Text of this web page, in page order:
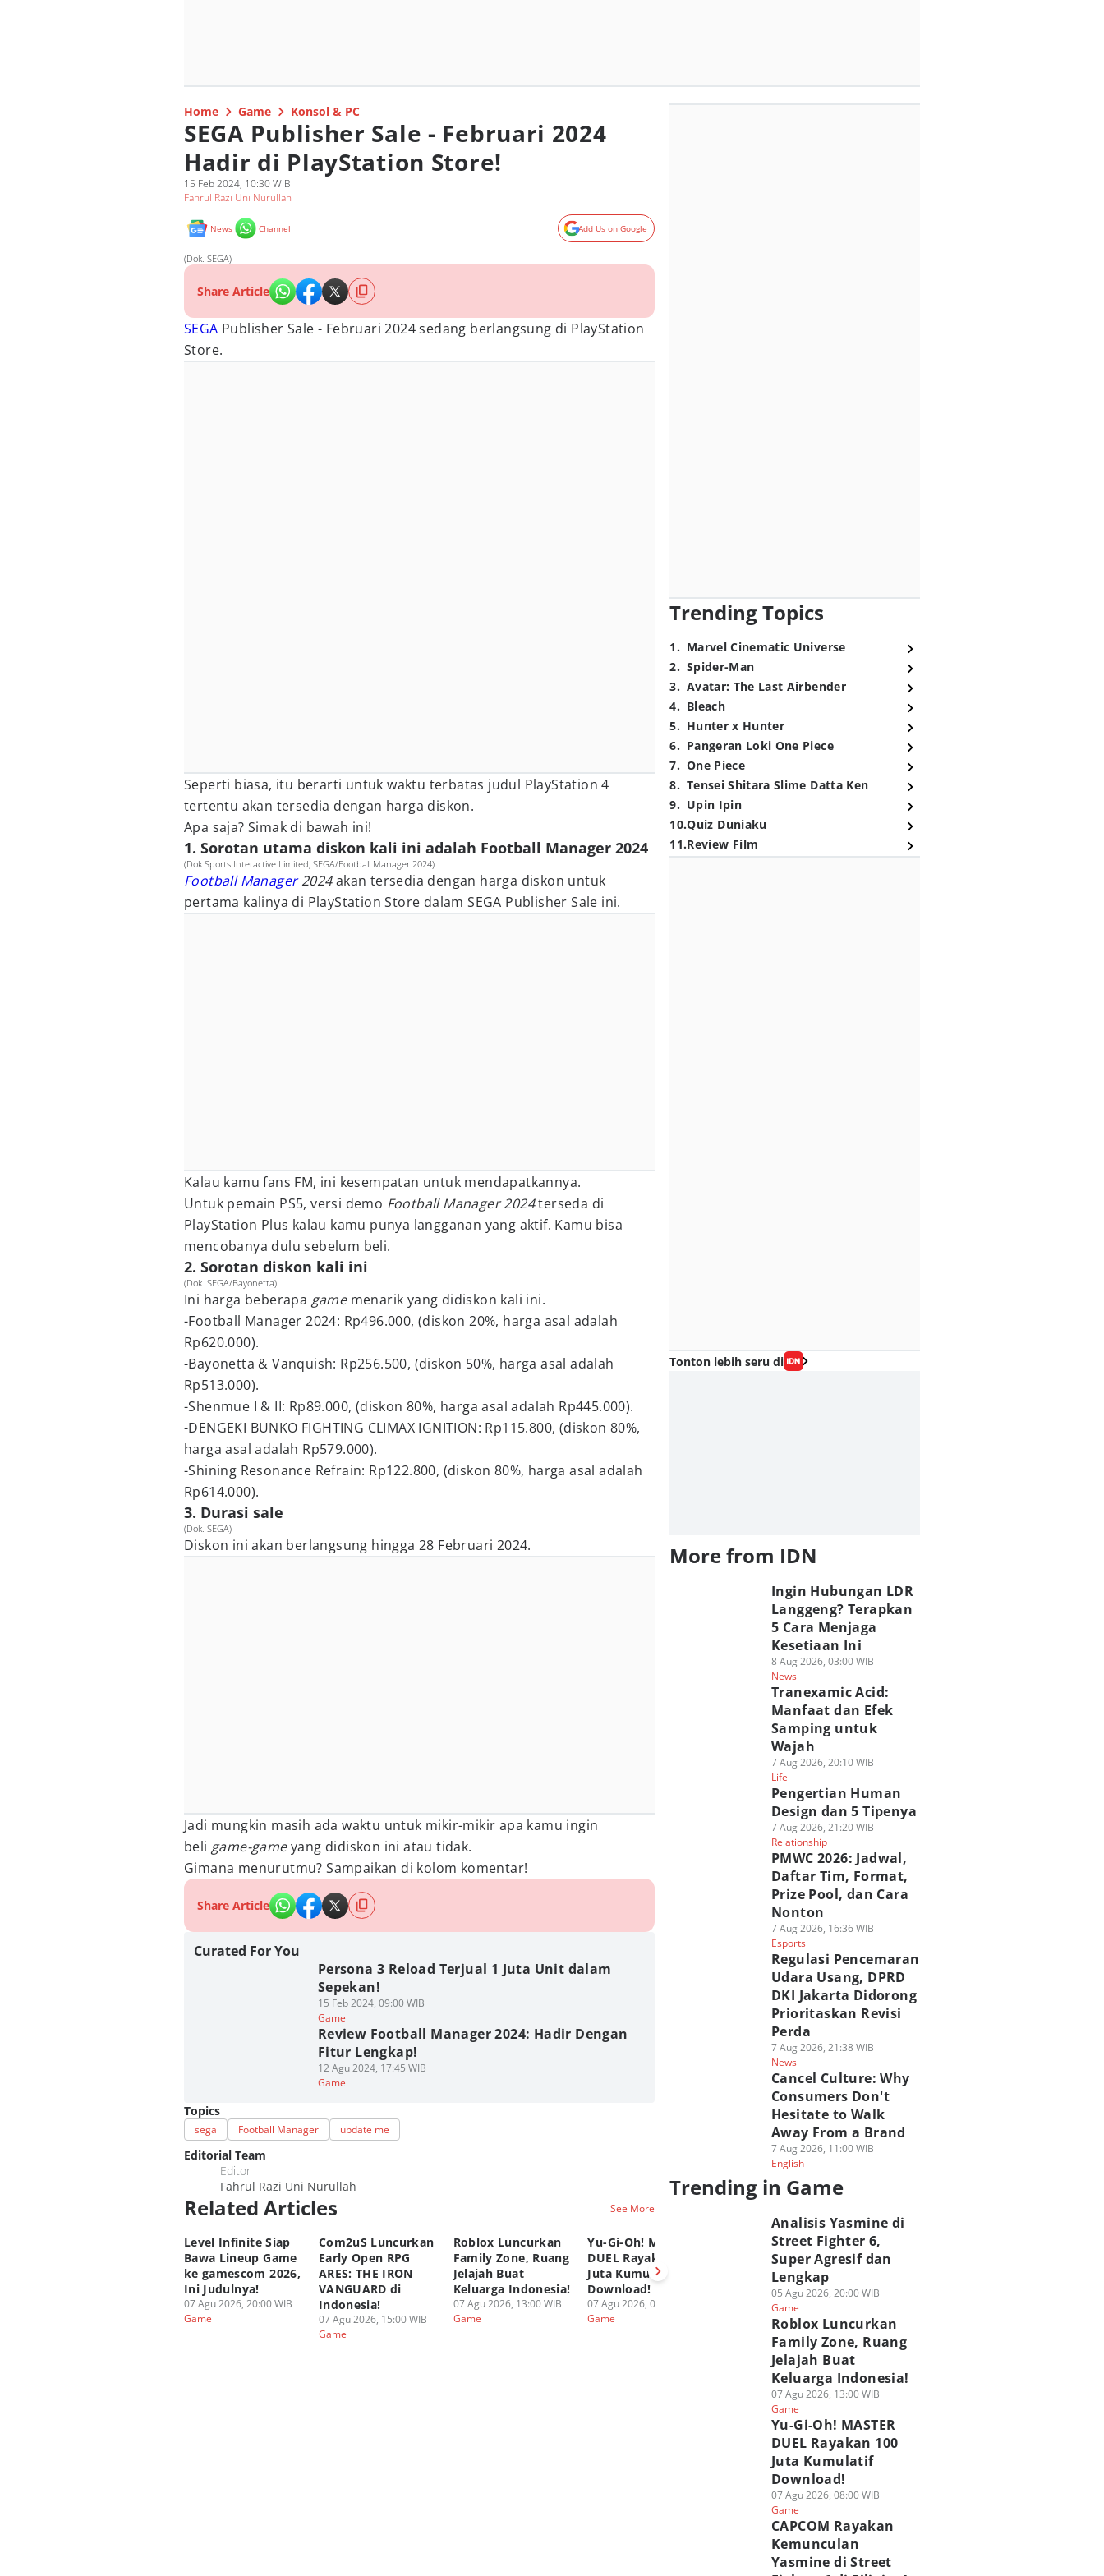
Home Game Konsol & PC
SEGA Publisher Sale - Februari 2024
Hadir di PlayStation Store!
15 Feb 2024, 10:30 WIB
Fahrul Razi Uni Nurullah
News Channel Add Us on Google
(Dok. SEGA)
Share Article
SEGA Publisher Sale - Februari 2024 sedang berlangsung di PlayStation
Store.
Seperti biasa, itu berarti untuk waktu terbatas judul PlayStation 4
tertentu akan tersedia dengan harga diskon.
Apa saja? Simak di bawah ini!
1. Sorotan utama diskon kali ini adalah Football Manager 2024
(Dok.Sports Interactive Limited, SEGA/Football Manager 2024)
Football Manager2024akan tersedia dengan harga diskon untuk
pertama kalinya di PlayStation Store dalam SEGA Publisher Sale ini.
Kalau kamu fans FM, ini kesempatan untuk mendapatkannya.
Untuk pemain PS5, versi demo Football Manager 2024terseda di
PlayStation Plus kalau kamu punya langganan yang aktif. Kamu bisa
mencobanya dulu sebelum beli.
2. Sorotan diskon kali ini
(Dok. SEGA/Bayonetta)
Ini harga beberapa game menarik yang didiskon kali ini.
-Football Manager 2024: Rp496.000, (diskon 20%, harga asal adalah
Rp620.000).
-Bayonetta & Vanquish: Rp256.500, (diskon 50%, harga asal adalah
Rp513.000).
-Shenmue I & II: Rp89.000, (diskon 80%, harga asal adalah Rp445.000).
-DENGEKI BUNKO FIGHTING CLIMAX IGNITION: Rp115.800, (diskon 80%,
harga asal adalah Rp579.000).
-Shining Resonance Refrain: Rp122.800, (diskon 80%, harga asal adalah
Rp614.000).
3. Durasi sale
(Dok. SEGA)
Diskon ini akan berlangsung hingga 28 Februari 2024.
Jadi mungkin masih ada waktu untuk mikir-mikir apa kamu ingin
beli game-gameyang didiskon ini atau tidak.
Gimana menurutmu? Sampaikan di kolom komentar!
Share Article
Curated For You
Persona 3 Reload Terjual 1 Juta Unit dalam
Sepekan!
15 Feb 2024, 09:00 WIB
Game
Review Football Manager 2024: Hadir Dengan
Fitur Lengkap!
12 Agu 2024, 17:45 WIB
Game
Topics
sega Football Manager update me
Editorial Team
Editor
Fahrul Razi Uni Nurullah
Related Articles See More
Level Infinite Siap
Bawa Lineup Game
ke gamescom 2026,
Ini Judulnya!
07 Agu 2026, 20:00 WIB
Game
Com2uS Luncurkan
Early Open RPG
ARES: THE IRON
VANGUARD di
Indonesia!
07 Agu 2026, 15:00 WIB
Game
Roblox Luncurkan
Family Zone, Ruang
Jelajah Buat
Keluarga Indonesia!
07 Agu 2026, 13:00 WIB
Game
Yu-Gi-Oh! MASTER
DUEL Rayakan 100
Juta Kumulatif
Download!
07 Agu 2026, 08:00 WIB
Game
CAPCOM Rayakan
Kemunculan
Yasmine di Street
Fighter 6 di Filipina!
06 Agu 2026, 08:00 WIB
Analisis Yasmine di
Street Fighter 6,
Lengkap
Game
Trending Topics
1. Marvel Cinematic Universe
2. Spider-Man
3. Avatar: The Last Airbender
4. Bleach
5. Hunter x Hunter
6. Pangeran Loki One Piece
7. One Piece
8. Tensei Shitara Slime Datta Ken
9. Upin Ipin
10.Quiz Duniaku
11.Review Film
Tonton lebih seru di
More from IDN
Ingin Hubungan LDR
Langgeng? Terapkan
5 Cara Menjaga
Kesetiaan Ini
8 Aug 2026, 03:00 WIB
News
Tranexamic Acid:
Manfaat dan Efek
Samping untuk
Wajah
7 Aug 2026, 20:10 WIB
Life
Pengertian Human
Design dan 5 Tipenya
7 Aug 2026, 21:20 WIB
Relationship
PMWC 2026: Jadwal,
Daftar Tim, Format,
Prize Pool, dan Cara
Nonton
7 Aug 2026, 16:36 WIB
Esports
Regulasi Pencemaran
Udara Usang, DPRD
DKI Jakarta Didorong
Prioritaskan Revisi
Perda
7 Aug 2026, 21:38 WIB
News
Cancel Culture: Why
Consumers Don't
Hesitate to Walk
Away From a Brand
7 Aug 2026, 11:00 WIB
English
Trending in Game
Analisis Yasmine di
Street Fighter 6,
Super Agresif dan
Lengkap
05 Agu 2026, 20:00 WIB
Game
Roblox Luncurkan
Family Zone, Ruang
Jelajah Buat
Keluarga Indonesia!
07 Agu 2026, 13:00 WIB
Game
Yu-Gi-Oh! MASTER
DUEL Rayakan 100
Juta Kumulatif
Download!
07 Agu 2026, 08:00 WIB
Game
CAPCOM Rayakan
Kemunculan
Yasmine di Street